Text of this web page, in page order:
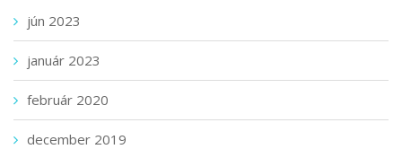
jún 2023
január 2023
február 2020
december 2019